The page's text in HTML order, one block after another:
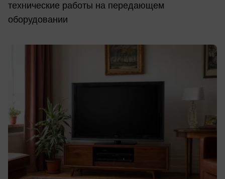
технические работы на передающем
оборудовании